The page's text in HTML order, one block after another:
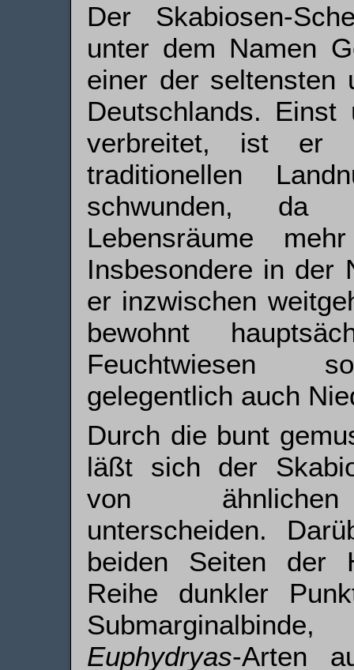
Der Skabiosen-
unter dem Namen
einer der seltensten
Deutschlands.
verbreitet, ist er
traditionellen
schwunden, da
Lebensräume
Insbesondere in der
er inzwischen
bewohnt
Feuchtwiesen
gelegentlich auch
Durch die bunt
läßt sich der
von ähnlichen
unterscheiden.
beiden Seiten der
Reihe dunkler
Euphydryas-Arten